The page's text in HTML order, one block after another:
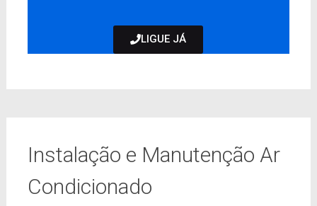
LIGUE JÁ
Instalação e Manutenção Ar
Condicionado